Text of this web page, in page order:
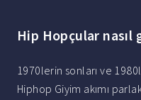
Hip Hopçular nasıl
1970lerin sonları ve
Hiphop Giyim akımı